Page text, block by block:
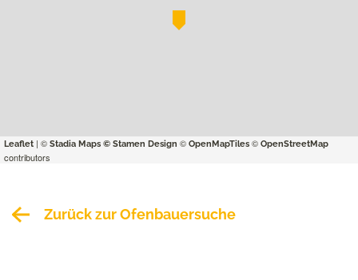
Leaflet | © Stadia Maps © Stamen Design © OpenMapTiles © OpenStreetMap
contributors
Zurück zur Ofenbauersuche